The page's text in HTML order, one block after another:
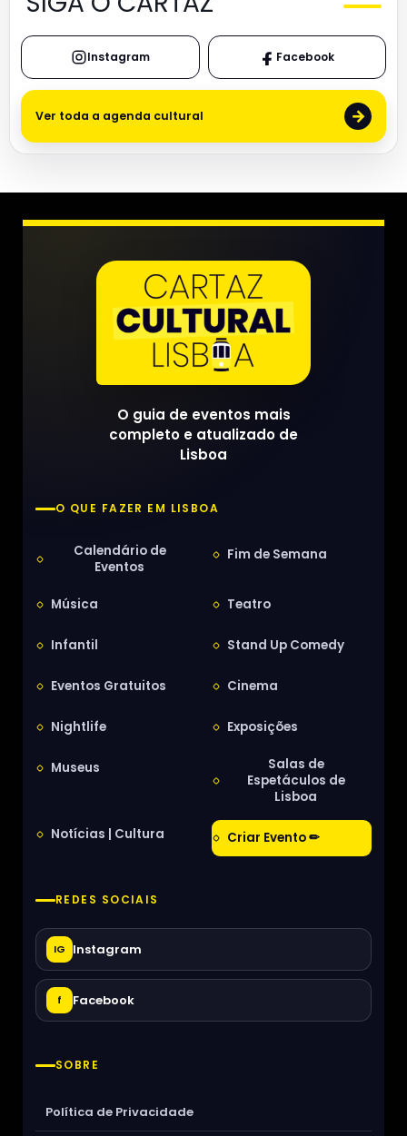
Instagram Facebook
Ver toda a agenda cultural →
O guia de eventos mais
completo e atualizado de
Lisboa
O QUE FAZER EM LISBOA
Calendário de
Eventos
Fim de Semana
Música Teatro
Infantil Stand Up Comedy
Eventos Gratuitos Cinema
Nightlife Exposições
Museus
Salas de
Espetáculos de
Lisboa
Notícias | Cultura Criar Evento ✏
REDES SOCIAIS
IG Instagram
f Facebook
SOBRE
Política de Privacidade